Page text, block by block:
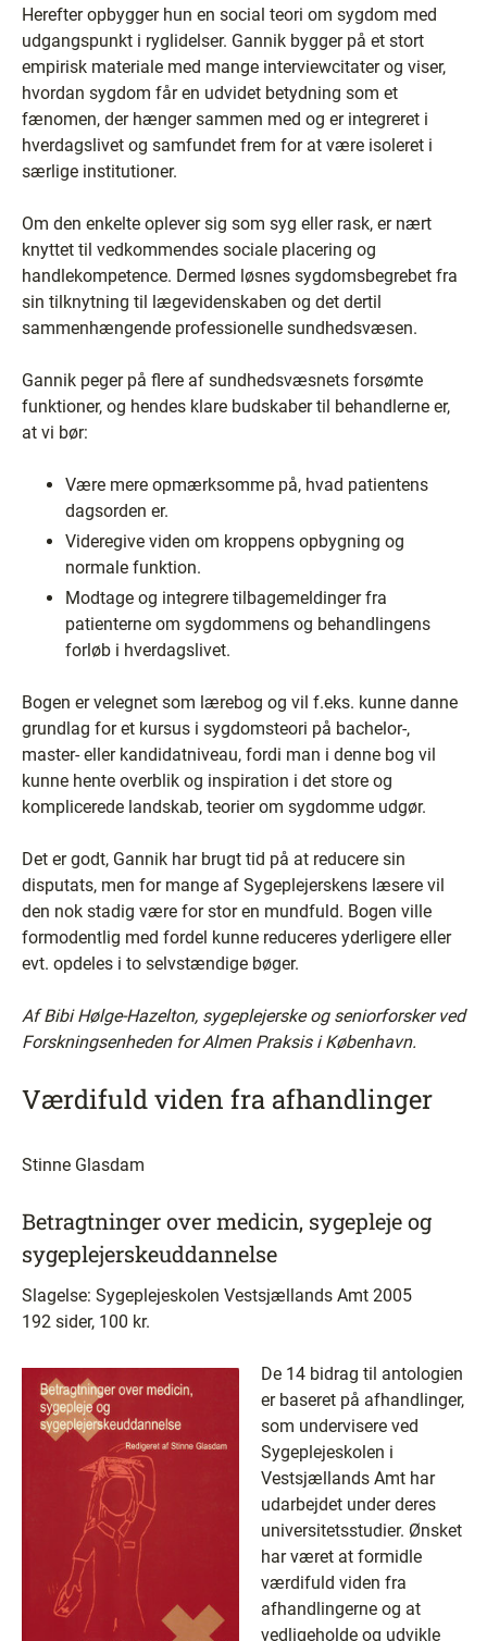
Herefter opbygger hun en social teori om sygdom med
udgangspunkt i ryglidelser. Gannik bygger på et stort
empirisk materiale med mange interviewcitater og viser,
hvordan sygdom får en udvidet betydning som et
fænomen, der hænger sammen med og er integreret i
hverdagslivet og samfundet frem for at være isoleret i
særlige institutioner.
Om den enkelte oplever sig som syg eller rask, er nært
knyttet til vedkommendes sociale placering og
handlekompetence. Dermed løsnes sygdomsbegrebet fra
sin tilknytning til lægevidenskaben og det dertil
sammenhængende professionelle sundhedsvæsen.
Gannik peger på flere af sundhedsvæsnets forsømte
funktioner, og hendes klare budskaber til behandlerne er,
at vi bør:
Være mere opmærksomme på, hvad patientens
dagsorden er.
Videregive viden om kroppens opbygning og
normale funktion.
Modtage og integrere tilbagemeldinger fra
patienterne om sygdommens og behandlingens
forløb i hverdagslivet.
Bogen er velegnet som lærebog og vil f.eks. kunne danne
grundlag for et kursus i sygdomsteori på bachelor-,
master- eller kandidatniveau, fordi man i denne bog vil
kunne hente overblik og inspiration i det store og
komplicerede landskab, teorier om sygdomme udgør.
Det er godt, Gannik har brugt tid på at reducere sin
disputats, men for mange af Sygeplejerskens læsere vil
den nok stadig være for stor en mundfuld. Bogen ville
formodentlig med fordel kunne reduceres yderligere eller
evt. opdeles i to selvstændige bøger.
Af Bibi Hølge-Hazelton, sygeplejerske og seniorforsker ved
Forskningsenheden for Almen Praksis i København.
Værdifuld viden fra afhandlinger
Stinne Glasdam
Betragtninger over medicin, sygepleje og
sygeplejerskeuddannelse
Slagelse: Sygeplejeskolen Vestsjællands Amt 2005
192 sider, 100 kr.
De 14 bidrag til antologien
er baseret på afhandlinger,
som undervisere ved
Sygeplejeskolen i
Vestsjællands Amt har
udarbejdet under deres
universitetsstudier. Ønsket
har været at formidle
værdifuld viden fra
afhandlingerne og at
vedligeholde og udvikle